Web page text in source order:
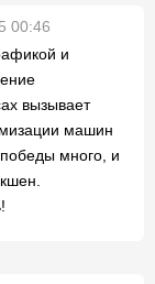
00:46
и
вызывает
машин
много, и